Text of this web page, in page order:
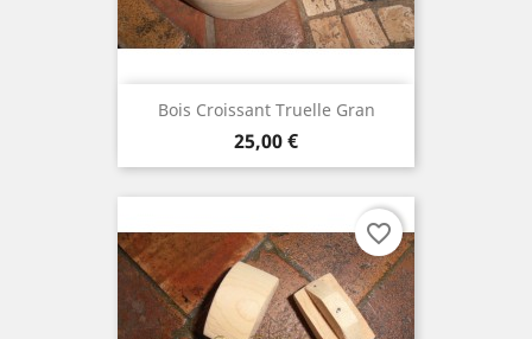
Bois Croissant Truelle Gran
Prix
25,00 €
favorite_border